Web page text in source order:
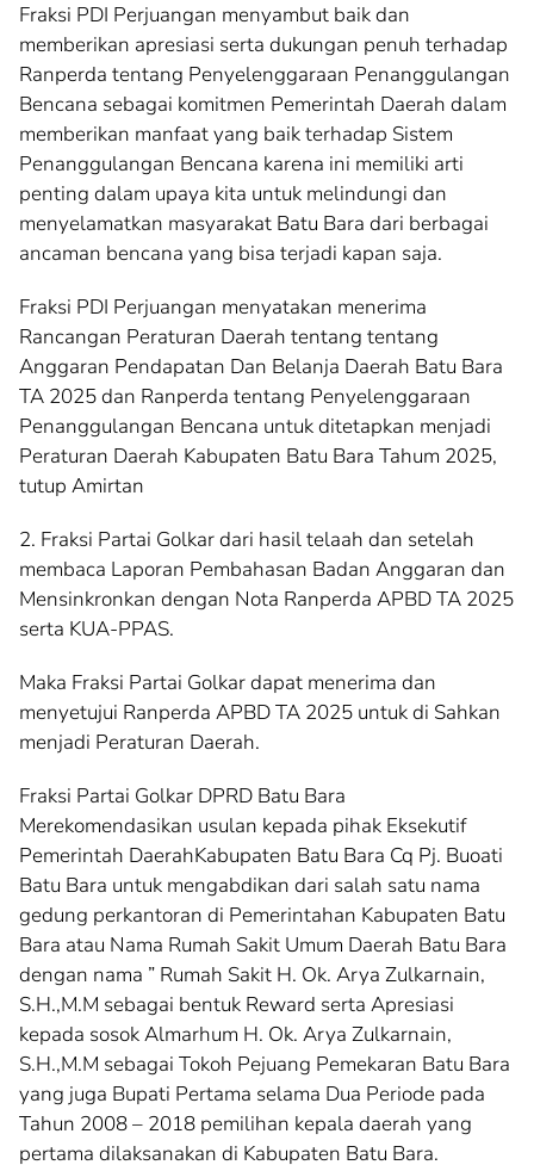
Fraksi PDI Perjuangan menyambut baik dan
memberikan apresiasi serta dukungan penuh terhadap
Ranperda tentang Penyelenggaraan Penanggulangan
Bencana sebagai komitmen Pemerintah Daerah dalam
memberikan manfaat yang baik terhadap Sistem
Penanggulangan Bencana karena ini memiliki arti
penting dalam upaya kita untuk melindungi dan
menyelamatkan masyarakat Batu Bara dari berbagai
ancaman bencana yang bisa terjadi kapan saja.
Fraksi PDI Perjuangan menyatakan menerima
Rancangan Peraturan Daerah tentang tentang
Anggaran Pendapatan Dan Belanja Daerah Batu Bara
TA 2025 dan Ranperda tentang Penyelenggaraan
Penanggulangan Bencana untuk ditetapkan menjadi
Peraturan Daerah Kabupaten Batu Bara Tahum 2025,
tutup Amirtan
2. Fraksi Partai Golkar dari hasil telaah dan setelah
membaca Laporan Pembahasan Badan Anggaran dan
Mensinkronkan dengan Nota Ranperda APBD TA 2025
serta KUA-PPAS.
Maka Fraksi Partai Golkar dapat menerima dan
menyetujui Ranperda APBD TA 2025 untuk di Sahkan
menjadi Peraturan Daerah.
Fraksi Partai Golkar DPRD Batu Bara
Merekomendasikan usulan kepada pihak Eksekutif
Pemerintah DaerahKabupaten Batu Bara Cq Pj. Buoati
Batu Bara untuk mengabdikan dari salah satu nama
gedung perkantoran di Pemerintahan Kabupaten Batu
Bara atau Nama Rumah Sakit Umum Daerah Batu Bara
dengan nama ” Rumah Sakit H. Ok. Arya Zulkarnain,
S.H.,M.M sebagai bentuk Reward serta Apresiasi
kepada sosok Almarhum H. Ok. Arya Zulkarnain,
S.H.,M.M sebagai Tokoh Pejuang Pemekaran Batu Bara
yang juga Bupati Pertama selama Dua Periode pada
Tahun 2008 – 2018 pemilihan kepala daerah yang
pertama dilaksanakan di Kabupaten Batu Bara.